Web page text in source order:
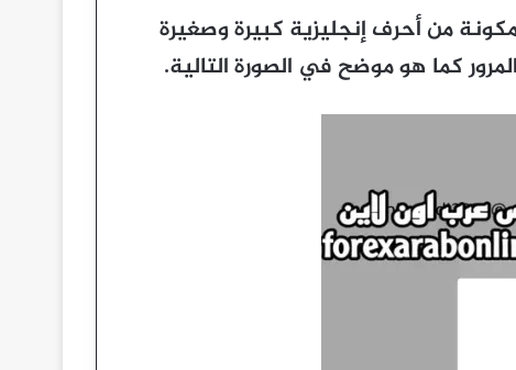
من أحرف إنجليزية كبيرة وصغيرة
كما هو موضح في الصورة التالية.